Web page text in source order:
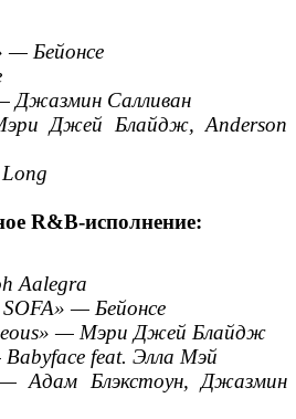
— Бейонсе
Джазмин Салливан
Джей Блайдж, Anderson
R&B-исполнение:
Aalegra
— Бейонсе
— Мэри Джей Блайдж
feat. Элла Мэй
Адам Блэкстоун, Джазмин